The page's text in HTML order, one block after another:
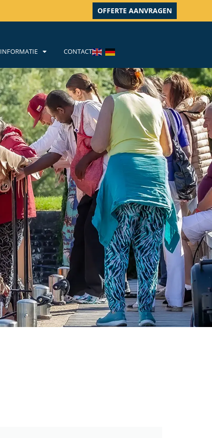
OFFERTE AANVRAGEN
INFORMATIE CONTACT